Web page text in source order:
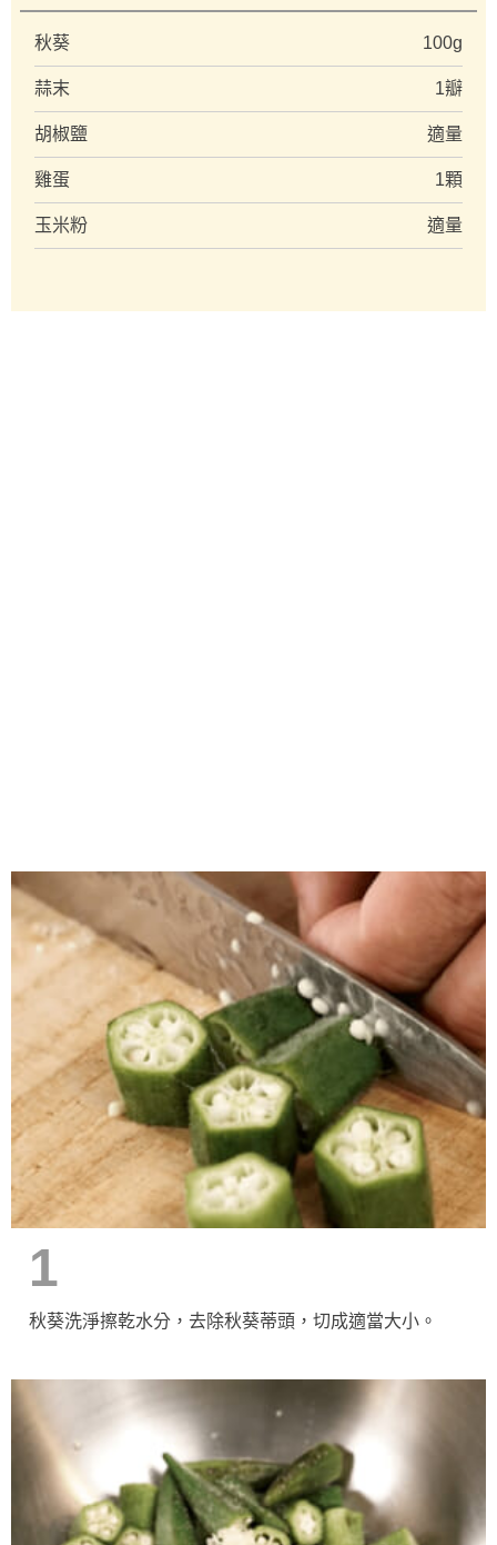
秋葵 100g
蒜末 1瓣
胡椒鹽 適量
雞蛋 1顆
玉米粉 適量
1
秋葵洗淨擦乾水分，去除秋葵蒂頭，切成適當大小。